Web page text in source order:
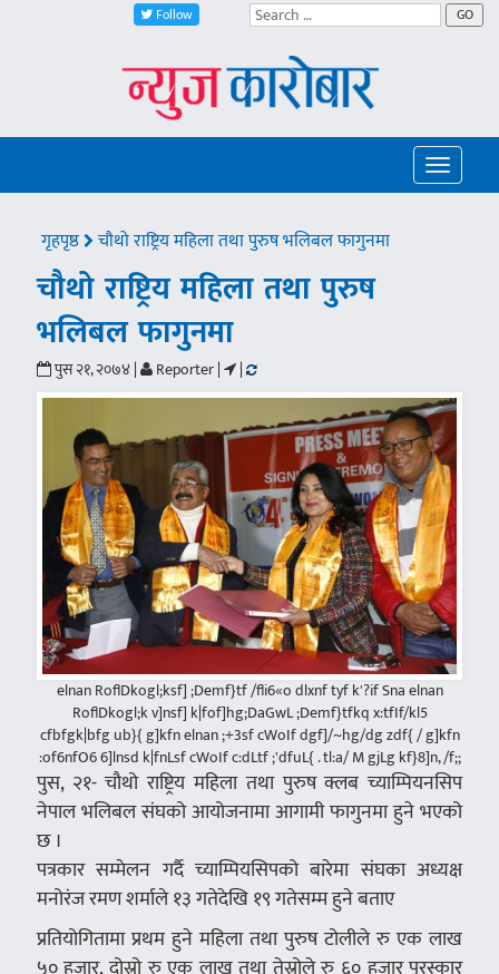
Follow GO
Toggle
गृहपृष्ठ चौथो राष्ट्रिय महिला तथा पुरुष भलिबल फागुनमा
चौथो राष्ट्रिय महिला तथा पुरुष
भलिबल फागुनमा
पुस २१, २०७४ | Reporter | |
elnan RoflDkogl;ksf] ;Demf}tf /fli6«o dlxnf tyf k'?if Sna elnan
RoflDkogl;k v]nsf] k|fof]hg;DaGwL ;Demf}tfkq x:tfIf/kl5
cfbfgk|bfg ub}{ g]kfn elnan ;+3sf cWoIf dgf]/~hg/dg zdf{ / g]kfn
:of6nfO6 6]lnsd k|fnLsf cWoIf c:dLtf ;'dfuL{ . tl:a/ M gjLg kf}8]n, /f;;
पुस, २१- चौथो राष्ट्रिय महिला तथा पुरुष क्लब च्याम्पियनसिप
नेपाल भलिबल संघको आयोजनामा आगामी फागुनमा हुने भएको
छ ।
पत्रकार सम्मेलन गर्दै च्याम्पियसिपको बारेमा संघका अध्यक्ष
मनोरंज रमण शर्माले १३ गतेदेखि १९ गतेसम्म हुने बताए
प्रतियोगितामा प्रथम हुने महिला तथा पुरुष टोलीले रु एक लाख